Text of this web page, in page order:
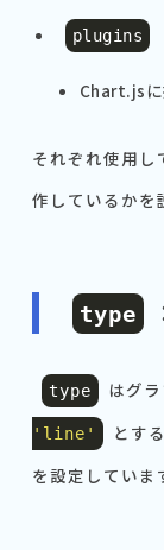
plugins
Chart.jsに
それぞれ使用
作しているかを
type
type はグ
'line'
とす
を設定していま